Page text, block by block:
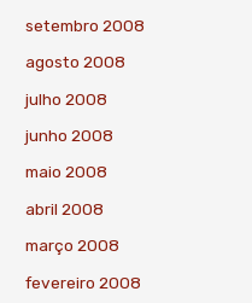
setembro 2008
agosto 2008
julho 2008
junho 2008
maio 2008
abril 2008
março 2008
fevereiro 2008